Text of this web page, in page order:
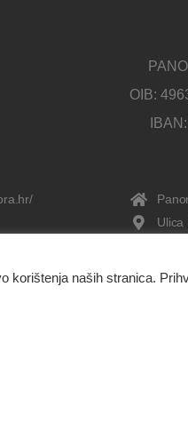
OIB:
Ulica
korištenja naših stranica.